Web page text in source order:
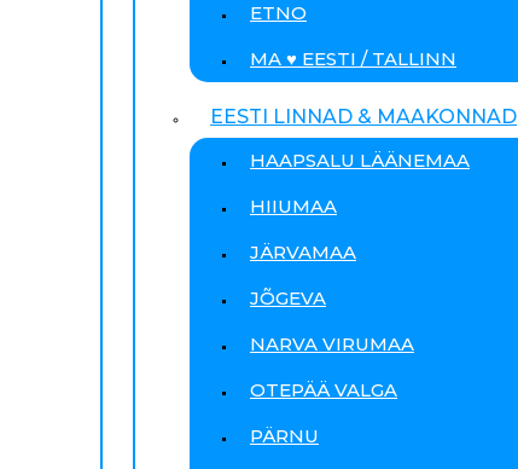
ETNO
MA ♥ EESTI / TALLINN
EESTI LINNAD & MAAKONNAD
HAAPSALU LÄÄNEMAA
HIIUMAA
JÄRVAMAA
JÕGEVA
NARVA VIRUMAA
OTEPÄÄ VALGA
PÄRNU